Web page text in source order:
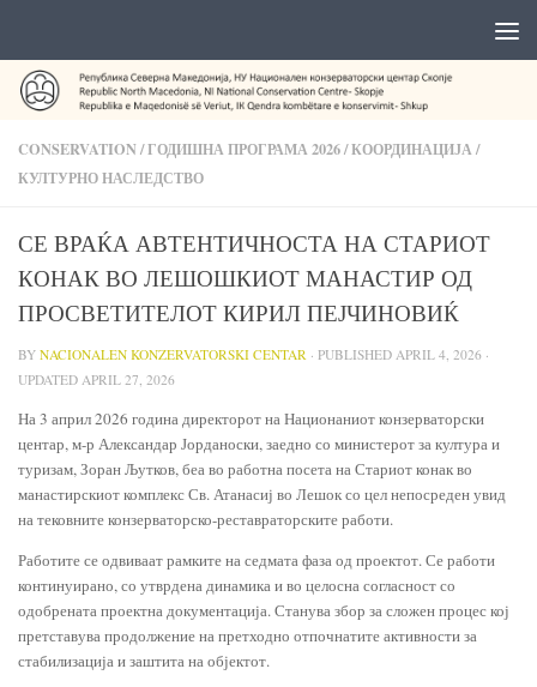
CONSERVATION /ГОДИШНА ПРОГРАМА 2026/КООРДИНАЦИЈА/
КУЛТУРНО НАСЛЕДСТВО
СЕ ВРАЌА АВТЕНТИЧНОСТА НА СТАРИОТ
КОНАК ВО ЛЕШОШКИОТ МАНАСТИР ОД
ПРОСВЕТИТЕЛОТ КИРИЛ ПЕЈЧИНОВИЌ
BY NACIONALEN KONZERVATORSKI CENTAR · PUBLISHED APRIL 4, 2026 ·
UPDATED APRIL 27, 2026
На 3 април 2026 година директорот на Национаниот конзерваторски
центар, м-р Александар Јорданоски, заедно со министерот за култура и
туризам, Зоран Љутков, беа во работна посета на Стариот конак во
манастирскиот комплекс Св. Атанасиј во Лешок со цел непосреден увид
на тековните конзерваторско-реставраторските работи.
Работите се одвиваат рамките на седмата фаза од проектот. Се работи
континуирано, со утврдена динамика и во целосна согласност со
одобрената проектна документација. Станува збор за сложен процес кој
претставува продолжение на претходно отпочнатите активности за
стабилизација и заштита на објектот.